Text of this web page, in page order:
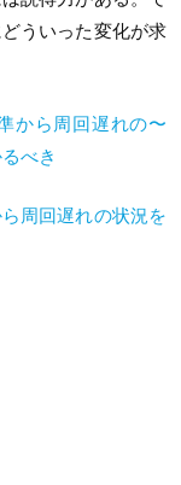
ういった変化が求
から周回遅れの〜
べき
周回遅れの状況を